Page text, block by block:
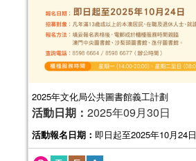
2025年文化局公共圖書館義工計劃
活動日期： 2025年09月30日
活動報名日期： 即日起至2025年10月24日